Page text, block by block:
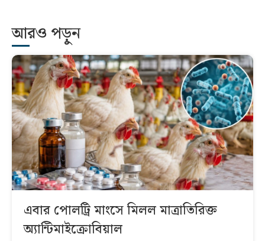
আরও পড়ুন
এবার পোলট্রি মাংসে মিলল মাত্রাতিরিক্ত
অ্যান্টিমাইক্রোবিয়াল